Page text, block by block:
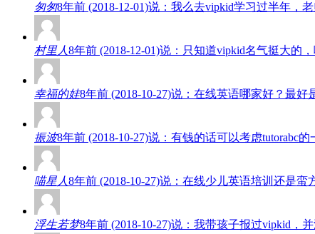
匆匆8年前 (2018-12-01)说：我么去vipkid学习过半年，
村里人8年前 (2018-12-01)说：只知道vipkid名气挺大的
幸福的娃8年前 (2018-10-27)说：在线英语哪家好？最
振波8年前 (2018-10-27)说：有钱的话可以考虑tutorabc
喵星人8年前 (2018-10-27)说：在线少儿英语培训还是
浮生若梦8年前 (2018-10-27)说：我带孩子报过vipkid，